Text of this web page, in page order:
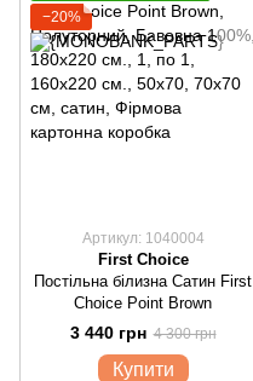
−20%
Артикул: 1040004
First Choice
Постільна білизна Сатин First
Choice Point Brown
3 440 грн 4 300 грн
Купити